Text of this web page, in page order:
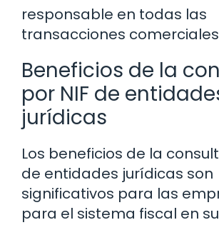
responsable en todas las
transacciones
Beneficios de la
por NIF de
jurídicas
Los beneficios de la
de entidades jurídicas son
significativos para las
para el sistema fiscal en